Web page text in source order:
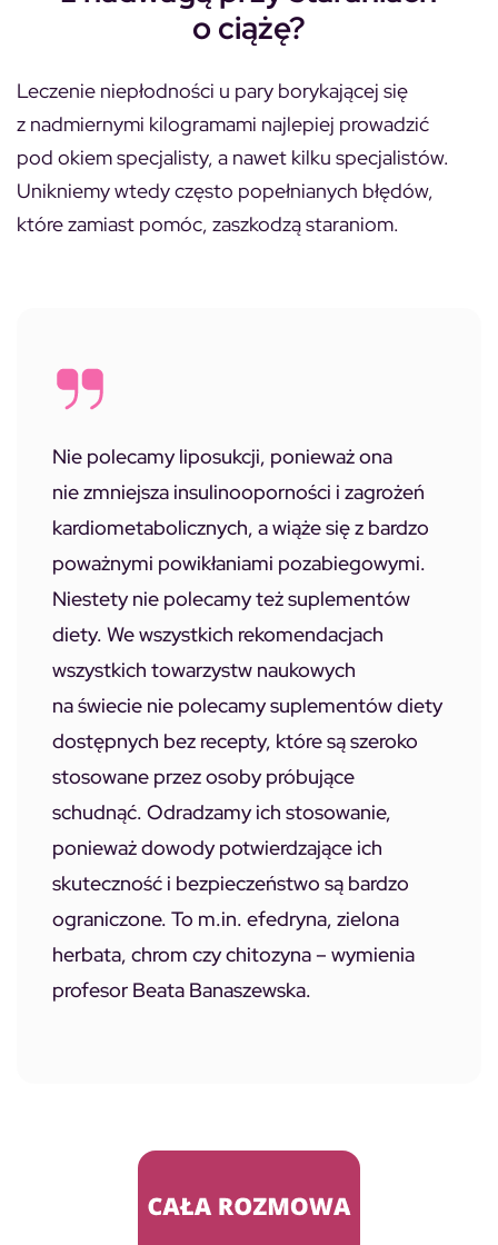
o ciążę?
Leczenie niepłodności u pary borykającej się
z nadmiernymi kilogramami najlepiej prowadzić
pod okiem specjalisty, a nawet kilku specjalistów.
Unikniemy wtedy często popełnianych błędów,
które zamiast pomóc, zaszkodzą staraniom.
Nie polecamy liposukcji, ponieważ ona
nie zmniejsza insulinooporności i zagrożeń
kardiometabolicznych, a wiąże się z bardzo
poważnymi powikłaniami pozabiegowymi.
Niestety nie polecamy też suplementów
diety. We wszystkich rekomendacjach
wszystkich towarzystw naukowych
na świecie nie polecamy suplementów diety
dostępnych bez recepty, które są szeroko
stosowane przez osoby próbujące
schudnąć. Odradzamy ich stosowanie,
ponieważ dowody potwierdzające ich
skuteczność i bezpieczeństwo są bardzo
ograniczone. To m.in. efedryna, zielona
herbata, chrom czy chitozyna – wymienia
profesor Beata Banaszewska.